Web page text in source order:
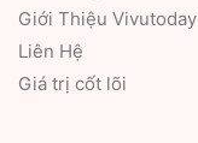
Giới Thiệu Vivutoday
Liên Hệ
Giá trị cốt lõi